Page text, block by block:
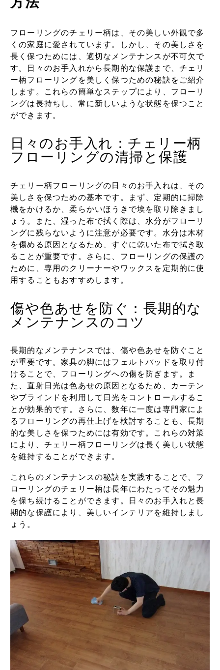
フローリングのチェリー柄は、その美しい外観で多
くの家庭に愛されています。しかし、その美しさを
長く保つためには、適切なメンテナンスが不可欠で
す。日々のお手入れから長期的な保護まで、チェリ
ー柄フローリングを美しく保つための秘訣をご紹介
します。これらの簡単なステップにより、フローリ
ングは長持ちし、常に新しいような状態を保つこと
ができます。
日々のお手入れ：チェリー柄
フローリングの清掃と保護
チェリー柄フローリングの日々のお手入れは、その
美しさを保つための基本です。まず、定期的に掃除
機をかけるか、柔らかいほうきで埃を取り除きまし
ょう。また、湿った布で拭く際は、水分がフローリ
ングに残らないように注意が必要です。水分は木材
を傷める原因となるため、すぐに乾いた布で拭き取
ることが重要です。さらに、フローリングの保護の
ために、専用のクリーナーやワックスを定期的に使
用することもおすすめします。
傷や色あせを防ぐ：長期的な
メンテナンスのコツ
長期的なメンテナンスでは、傷や色あせを防ぐこと
が重要です。家具の脚にはフェルトパッドを取り付
けることで、フローリングへの傷を防ぎます。ま
た、直射日光は色あせの原因となるため、カーテン
やブラインドを利用して日光をコントロールするこ
とが効果的です。さらに、数年に一度は専門家によ
るフローリングの再仕上げを検討することも、長期
的な美しさを保つためには有効です。これらの対策
により、チェリー柄フローリングは長く美しい状態
を維持することができます。
これらのメンテナンスの秘訣を実践することで、フ
ローリングのチェリー柄は長年にわたってその魅力
を保ち続けることができます。日々のお手入れと長
期的な保護により、美しいインテリアを維持しまし
ょう。